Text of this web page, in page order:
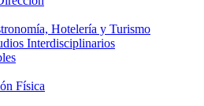
Hotelería y Turismo
Interdisciplinarios
Física